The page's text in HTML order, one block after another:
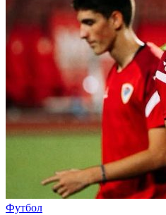
Футбол